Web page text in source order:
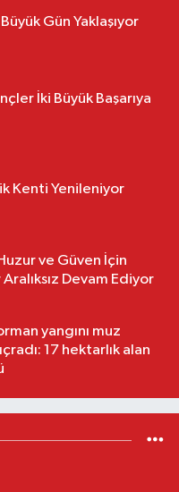
Gün Yaklaşıyor
İki Büyük Başarıya
Kenti Yenileniyor
ve Güven İçin
Devam Ediyor
yangını muz
17 hektarlık alan